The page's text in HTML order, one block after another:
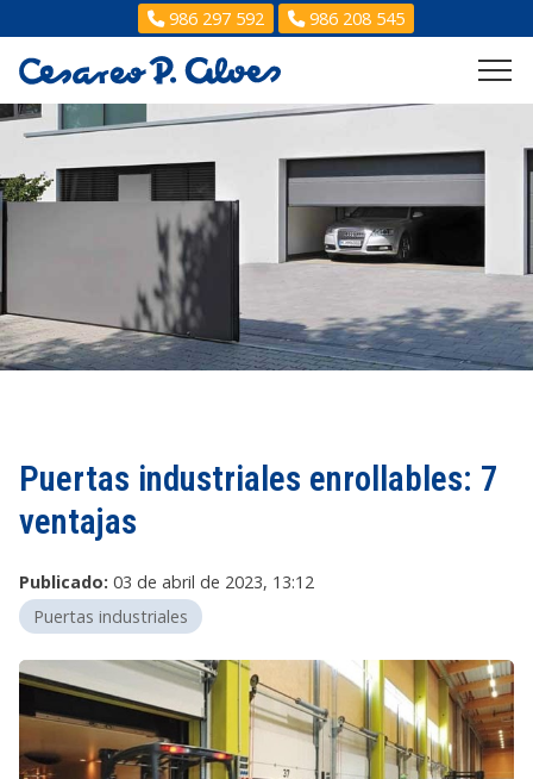
986 297 592 986 208 545
Puertas industriales enrollables: 7
ventajas
Publicado: 03 de abril de 2023, 13:12
Puertas industriales